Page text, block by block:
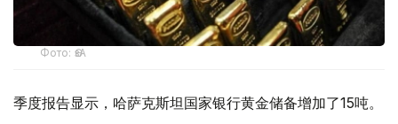
Фото: ӨзА
季度报告显示，哈萨克斯坦国家银行黄金储备增加了15吨。